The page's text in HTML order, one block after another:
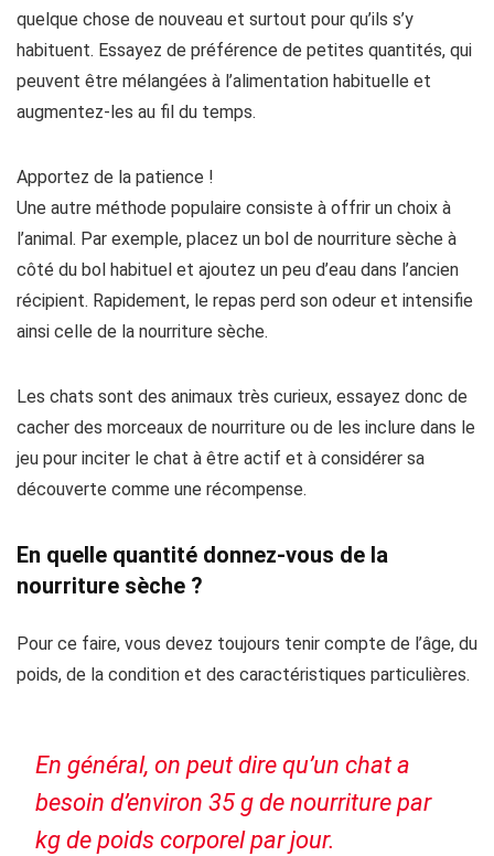
quelque chose de nouveau et surtout pour qu’ils s’y
habituent. Essayez de préférence de petites quantités, qui
peuvent être mélangées à l’alimentation habituelle et
augmentez-les au fil du temps.
Apportez de la patience !
Une autre méthode populaire consiste à offrir un choix à
l’animal. Par exemple, placez un bol de nourriture sèche à
côté du bol habituel et ajoutez un peu d’eau dans l’ancien
récipient. Rapidement, le repas perd son odeur et intensifie
ainsi celle de la nourriture sèche.
Les chats sont des animaux très curieux, essayez donc de
cacher des morceaux de nourriture ou de les inclure dans le
jeu pour inciter le chat à être actif et à considérer sa
découverte comme une récompense.
En quelle quantité donnez-vous de la
nourriture sèche ?
Pour ce faire, vous devez toujours tenir compte de l’âge, du
poids, de la condition et des caractéristiques particulières.
En général, on peut dire qu’un chat a
besoin d’environ 35 g de nourriture par
kg de poids corporel par jour.